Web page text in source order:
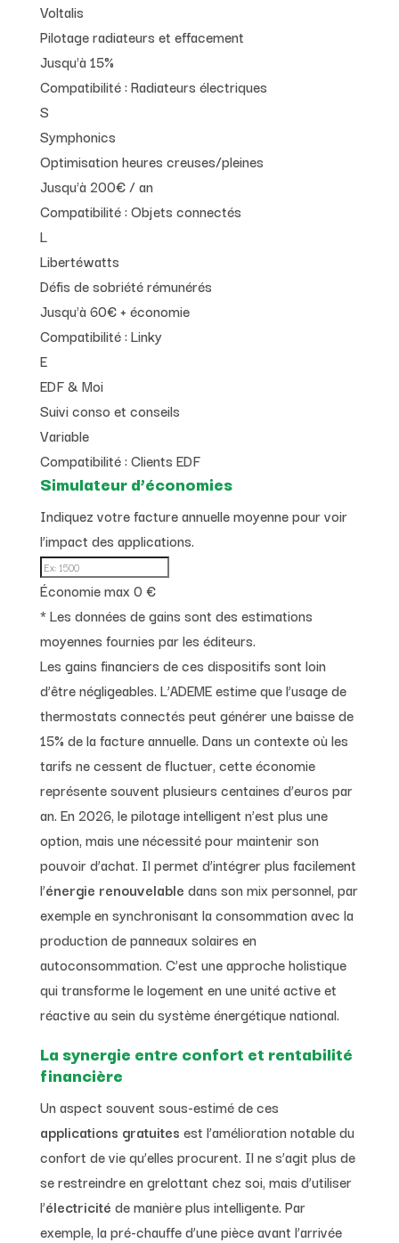
Voltalis
Pilotage radiateurs et effacement
Jusqu'à 15%
Compatibilité : Radiateurs électriques
S
Symphonics
Optimisation heures creuses/pleines
Jusqu'à 200€ / an
Compatibilité : Objets connectés
L
Libertéwatts
Défis de sobriété rémunérés
Jusqu'à 60€ + économie
Compatibilité : Linky
E
EDF & Moi
Suivi conso et conseils
Variable
Compatibilité : Clients EDF
Simulateur d’économies
Indiquez votre facture annuelle moyenne pour voir
l’impact des applications.
Économie max 0 €
* Les données de gains sont des estimations
moyennes fournies par les éditeurs.
Les gains financiers de ces dispositifs sont loin
d’être négligeables. L’ADEME estime que l’usage de
thermostats connectés peut générer une baisse de
15% de la facture annuelle. Dans un contexte où les
tarifs ne cessent de fluctuer, cette économie
représente souvent plusieurs centaines d’euros par
an. En 2026, le pilotage intelligent n’est plus une
option, mais une nécessité pour maintenir son
pouvoir d’achat. Il permet d’intégrer plus facilement
l’énergie renouvelable dans son mix personnel, par
exemple en synchronisant la consommation avec la
production de panneaux solaires en
autoconsommation. C’est une approche holistique
qui transforme le logement en une unité active et
réactive au sein du système énergétique national.
La synergie entre confort et rentabilité
financière
Un aspect souvent sous-estimé de ces
applications gratuites est l’amélioration notable du
confort de vie qu’elles procurent. Il ne s’agit plus de
se restreindre en grelottant chez soi, mais d’utiliser
l’électricité de manière plus intelligente. Par
exemple, la pré-chauffe d’une pièce avant l’arrivée